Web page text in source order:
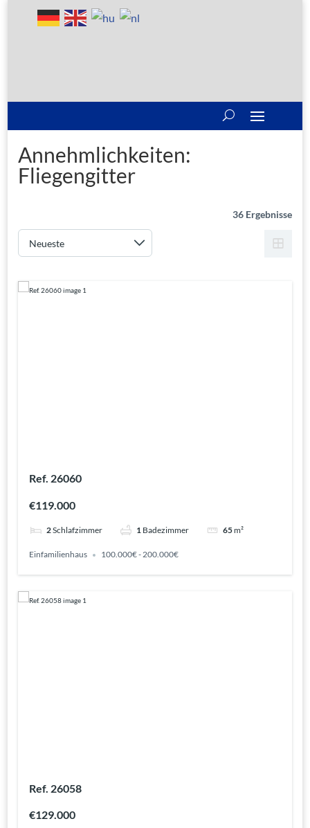
Annehmlichkeiten:
Fliegengitter
36 Ergebnisse
Ref. 26060
€119.000
2Schlafzimmer 1 Badezimmer 65m²
Einfamilienhaus 100.000€ - 200.000€
Ref. 26058
€129.000